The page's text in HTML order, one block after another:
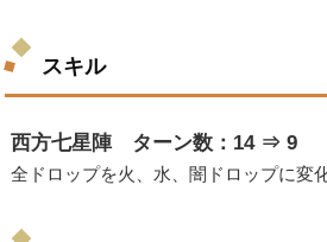
スキル
西方七星陣 ターン数：14 ⇒ 9
全ドロップを火、水、闇ドロップに変